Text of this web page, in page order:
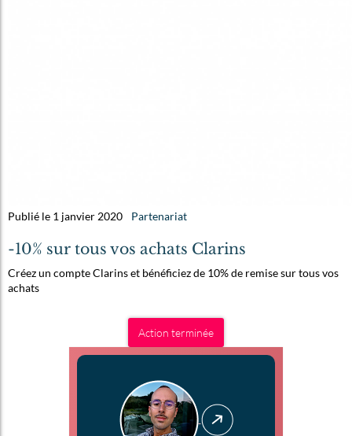
Publié le 1 janvier 2020 Partenariat
-10% sur tous vos achats Clarins
Créez un compte Clarins et bénéficiez de 10% de remise sur tous vos
achats
Action terminée